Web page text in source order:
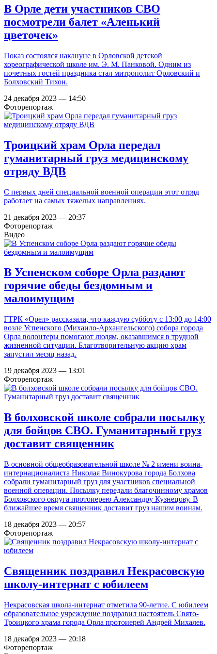
В Орле дети участников СВО
посмотрели балет «Аленький
цветочек»
Показ состоялся накануне в Орловской детской
хореографической школе им. Э. М. Панковой. Одним из
почетных гостей праздника стал митрополит Орловский и
Болховский Тихон.
24 декабря 2023 — 14:50
Фоторепортаж
Троицкий храм Орла передал
гуманитарный груз медицинскому
отряду ВДВ
С первых дней специальной военной операции этот отряд
работает на самых тяжелых направлениях.
21 декабря 2023 — 20:37
Фоторепортаж
Видео
В Успенском соборе Орла раздают
горячие обеды бездомным и
малоимущим
ГТРК «Орел» рассказала, что каждую субботу с 13:00 до 14:00
возле Успенского (Михаило-Архангельского) собора города
Орла волонтеры помогают людям, оказавшимся в трудной
жизненной ситуации. Благотворительную акцию храм
запустил месяц назад.
19 декабря 2023 — 13:01
Фоторепортаж
В болховской школе собрали посылку
для бойцов СВО. Гуманитарный груз
доставит священник
В основной общеобразовательной школе № 2 имени воина-
интернационалиста Николая Винокурова города Болхова
собрали гуманитарный груз для участников специальной
военной операции. Посылку передали благочинному храмов
Болховского округа протоиерею Александру Кузнецову. В
ближайшее время священник доставит груз нашим воинам.
18 декабря 2023 — 20:57
Фоторепортаж
Священник поздравил Некрасовскую
школу-интернат с юбилеем
Некрасовская школа-интернат отметила 90-летие. С юбилеем
образовательное учреждение поздравил настоятель Свято-
Троицкого храма города Орла протоиерей Андрей Михалев.
18 декабря 2023 — 20:18
Фоторепортаж